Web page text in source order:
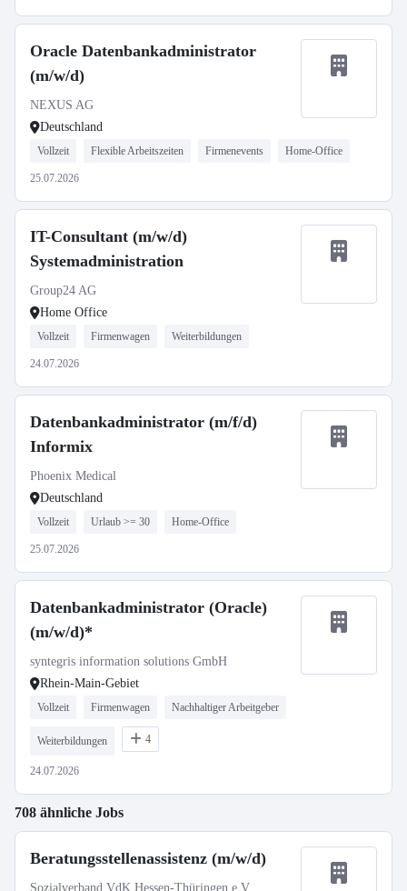
Oracle Datenbankadministrator
(m/w/d)
NEXUS AG
Deutschland
Vollzeit Flexible Arbeitszeiten Firmenevents Home-Office
25.07.2026
IT-Consultant (m/w/d)
Systemadministration
Group24 AG
Home Office
Vollzeit Firmenwagen Weiterbildungen
24.07.2026
Datenbankadministrator (m/f/d)
Informix
Phoenix Medical
Deutschland
Vollzeit Urlaub >= 30 Home-Office
25.07.2026
Datenbankadministrator (Oracle)
(m/w/d)*
syntegris information solutions GmbH
Rhein-Main-Gebiet
Vollzeit Firmenwagen Nachhaltiger Arbeitgeber
Weiterbildungen 4
24.07.2026
708 ähnliche Jobs
Beratungsstellenassistenz (m/w/d)
Sozialverband VdK Hessen-Thüringen e.V.